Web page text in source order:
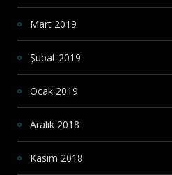
Mart 2019
Şubat 2019
Ocak 2019
Aralık 2018
Kasım 2018